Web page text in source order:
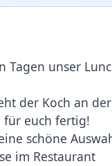
Tagen unser
der Koch an der
für euch fertig!
schöne
im Restaurant